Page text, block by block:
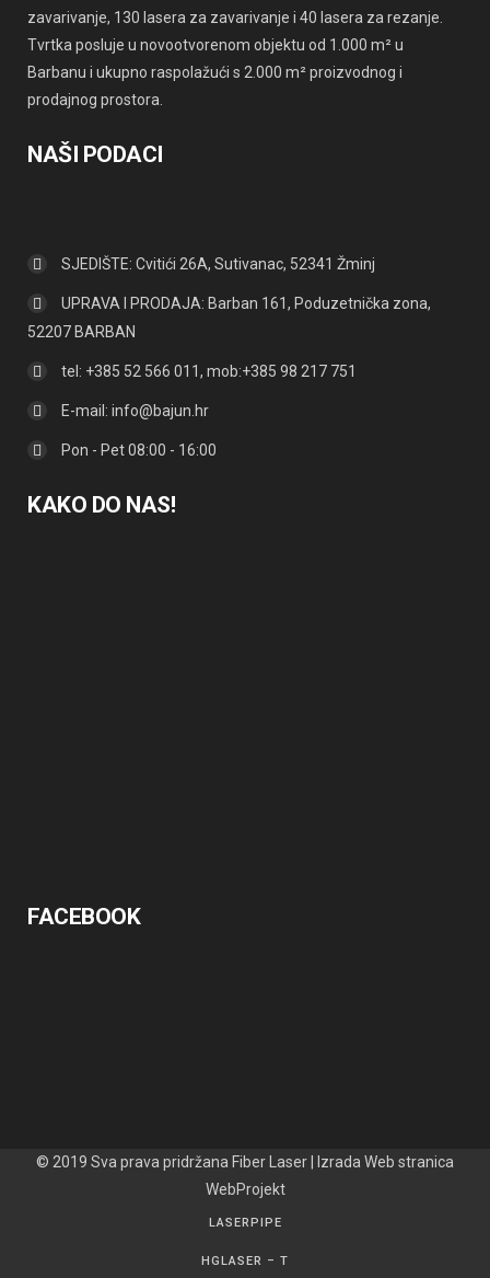
zavarivanje, 130 lasera za zavarivanje i 40 lasera za rezanje.
Tvrtka posluje u novootvorenom objektu od 1.000 m² u
Barbanu i ukupno raspolažući s 2.000 m² proizvodnog i
prodajnog prostora.
NAŠI PODACI
SJEDIŠTE: Cvitići 26A, Sutivanac, 52341 Žminj
UPRAVA I PRODAJA: Barban 161, Poduzetnička zona,
52207 BARBAN
tel: +385 52 566 011, mob:+385 98 217 751
E-mail: info@bajun.hr
Pon - Pet 08:00 - 16:00
KAKO DO NAS!
FACEBOOK
© 2019 Sva prava pridržana Fiber Laser | Izrada Web stranica
WebProjekt
LASERPIPE
HGLASER – T